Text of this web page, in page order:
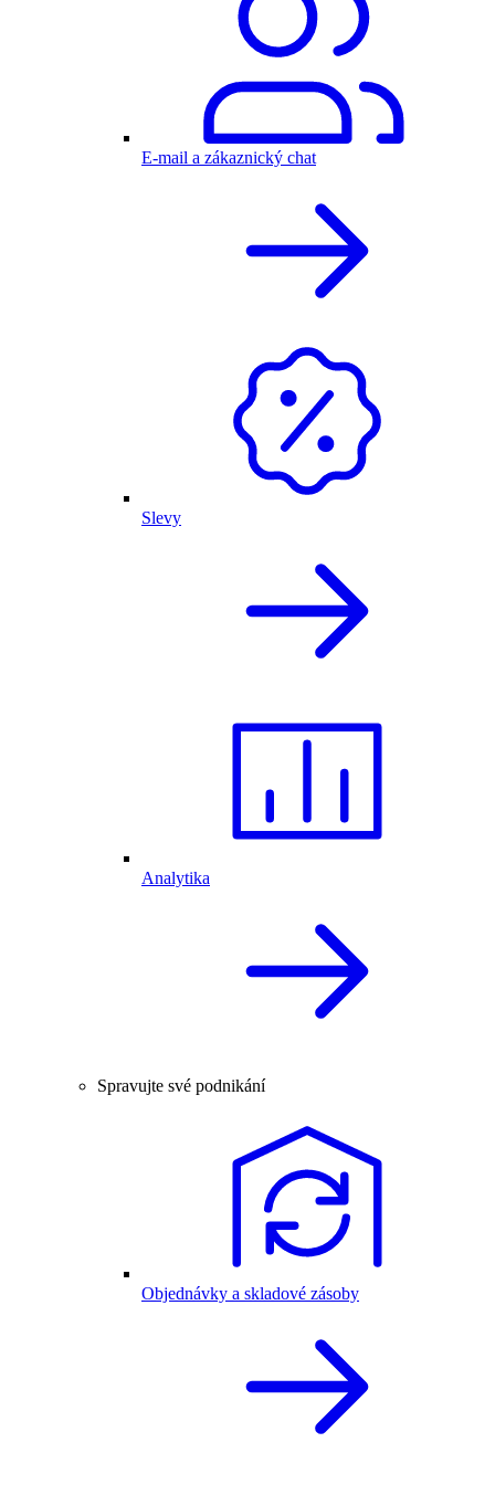
E-mail a zákaznický chat
Slevy
Analytika
Spravujte své podnikání
Objednávky a skladové zásoby